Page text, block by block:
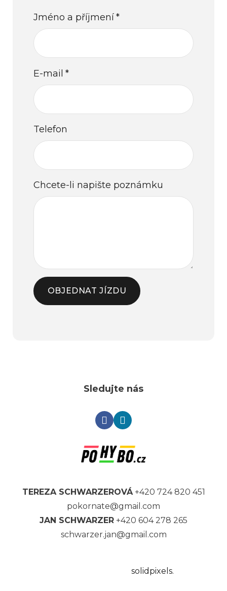
Jméno a příjmení*
E-mail *
Telefon
Chcete-li napište poznámku
OBJEDNAT JÍZDU
Sledujte nás
TEREZA SCHWARZEROVÁ+420 724 820 451
pokornate@gmail.com
JAN SCHWARZER +420 604 278 265
schwarzer.jan@gmail.com
solidpixels.